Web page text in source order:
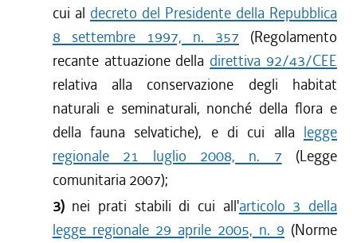
cui al decreto del Presidente della Repubblica
8 settembre 1997, n. 357 (Regolamento
recante attuazione della direttiva 92/43/CEE
relativa alla conservazione degli habitat
naturali e seminaturali, nonché della flora e
della fauna selvatiche), e di cui alla legge
regionale 21 luglio 2008, n. 7 (Legge
comunitaria 2007);
3) nei prati stabili di cui all'articolo 3 della
legge regionale 29 aprile 2005, n. 9 (Norme